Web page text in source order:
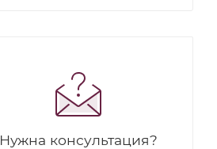
Нужна консультация?